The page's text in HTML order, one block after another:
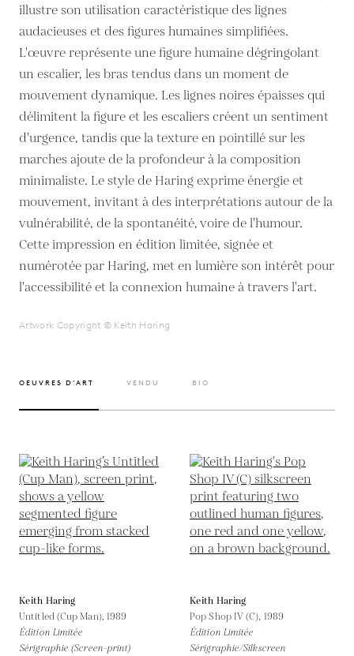
illustre son utilisation caractéristique des lignes
audacieuses et des figures humaines simplifiées.
L'œuvre représente une figure humaine dégringolant
un escalier, les bras tendus dans un moment de
mouvement dynamique. Les lignes noires épaisses qui
délimitent la figure et les escaliers créent un sentiment
d'urgence, tandis que la texture en pointillé sur les
marches ajoute de la profondeur à la composition
minimaliste. Le style de Haring exprime énergie et
mouvement, invitant à des interprétations autour de la
vulnérabilité, de la spontanéité, voire de l'humour.
Cette impression en édition limitée, signée et
numérotée par Haring, met en lumière son intérêt pour
l'accessibilité et la connexion humaine à travers l'art.
Artwork Copyright © Keith Haring
OEUVRES D’ART VENDU BIO
Keith Haring
Untitled (Cup Man), 1989
Édition Limitée
Sérigraphie (Screen-print)
Keith Haring
Pop Shop IV (C), 1989
Édition Limitée
Sérigraphie/Silkscreen